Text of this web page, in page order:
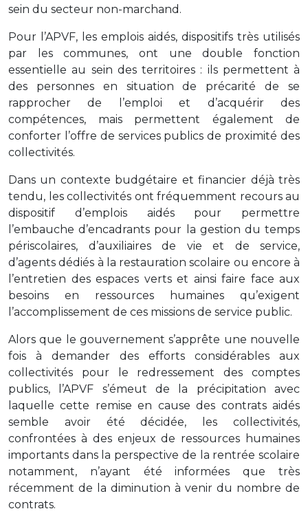
sein du secteur non-marchand.
Pour l’APVF, les emplois aidés, dispositifs très utilisés
par les communes, ont une double fonction
essentielle au sein des territoires : ils permettent à
des personnes en situation de précarité de se
rapprocher de l’emploi et d’acquérir des
compétences, mais permettent également de
conforter l’offre de services publics de proximité des
collectivités.
Dans un contexte budgétaire et financier déjà très
tendu, les collectivités ont fréquemment recours au
dispositif d’emplois aidés pour permettre
l’embauche d’encadrants pour la gestion du temps
périscolaires, d’auxiliaires de vie et de service,
d’agents dédiés à la restauration scolaire ou encore à
l’entretien des espaces verts et ainsi faire face aux
besoins en ressources humaines qu’exigent
l’accomplissement de ces missions de service public.
Alors que le gouvernement s’apprête une nouvelle
fois à demander des efforts considérables aux
collectivités pour le redressement des comptes
publics, l’APVF s’émeut de la précipitation avec
laquelle cette remise en cause des contrats aidés
semble avoir été décidée, les collectivités,
confrontées à des enjeux de ressources humaines
importants dans la perspective de la rentrée scolaire
notamment, n’ayant été informées que très
récemment de la diminution à venir du nombre de
contrats.